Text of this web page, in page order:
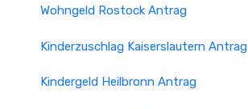
Wohngeld Rostock Antrag
Kinderzuschlag Kaiserslautern Antrag
Kindergeld Heilbronn Antrag